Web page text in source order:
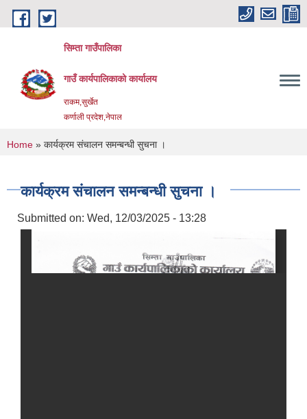
Skip to main content
सिम्ता गाउँपालिका
गाउँ कार्यपालिकाको कार्यालय
राकम,सुर्खेत
कर्णाली प्रदेश,नेपाल
You are here
Home » कार्यक्रम संचालन समन्बन्धी सुचना ।
कार्यक्रम संचालन समन्बन्धी सुचना ।
Submitted on: Wed, 12/03/2025 - 13:28